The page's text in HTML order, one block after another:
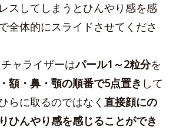
スしてしまうとひんやり感を感
全体的にスライドさせてくださ
ャライザーはパール1～2粒分を
額・鼻・顎の順番で5点置き して
らに取るのではなく 直接顔にの
ひんやり感を感じることができ